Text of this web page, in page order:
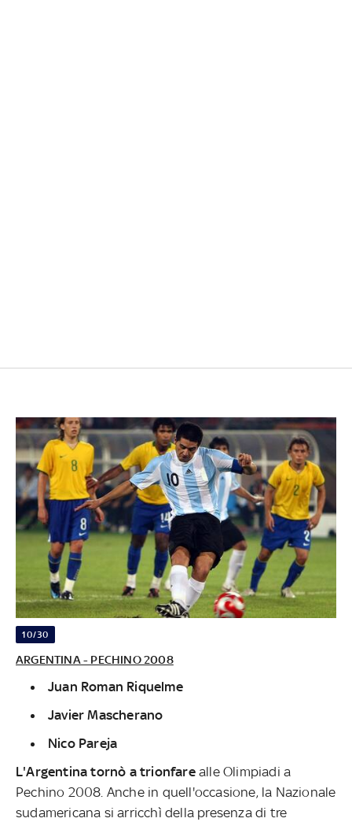
10/30
ARGENTINA - PECHINO 2008
Juan Roman Riquelme
Javier Mascherano
Nico Pareja
L'Argentina tornò a trionfare alle Olimpiadi a
Pechino 2008. Anche in quell'occasione, la Nazionale
sudamericana si arricchì della presenza di tre